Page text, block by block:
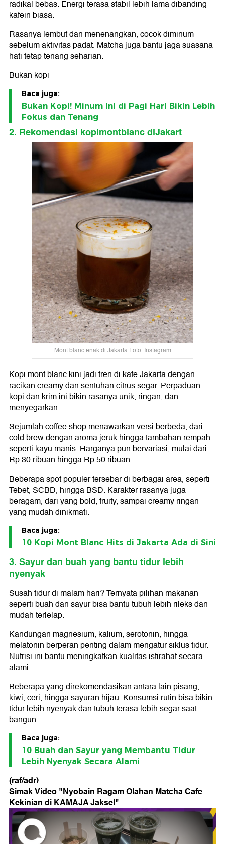
radikal bebas. Energi terasa stabil lebih lama dibanding
kafein biasa.
Rasanya lembut dan menenangkan, cocok diminum
sebelum aktivitas padat. Matcha juga bantu jaga suasana
hati tetap tenang seharian.
Bukan kopi
Baca juga:
Bukan Kopi! Minum Ini di Pagi Hari Bikin Lebih
Fokus dan Tenang
2. Rekomendasi kopimontblanc diJakart
Mont blanc enak di Jakarta Foto: Instagram
Kopi mont blanc kini jadi tren di kafe Jakarta dengan
racikan creamy dan sentuhan citrus segar. Perpaduan
kopi dan krim ini bikin rasanya unik, ringan, dan
menyegarkan.
Sejumlah coffee shop menawarkan versi berbeda, dari
cold brew dengan aroma jeruk hingga tambahan rempah
seperti kayu manis. Harganya pun bervariasi, mulai dari
Rp 30 ribuan hingga Rp 50 ribuan.
Beberapa spot populer tersebar di berbagai area, seperti
Tebet, SCBD, hingga BSD. Karakter rasanya juga
beragam, dari yang bold, fruity, sampai creamy ringan
yang mudah dinikmati.
Baca juga:
10 Kopi Mont Blanc Hits di Jakarta Ada di Sini
3. Sayur dan buah yang bantu tidur lebih
nyenyak
Susah tidur di malam hari? Ternyata pilihan makanan
seperti buah dan sayur bisa bantu tubuh lebih rileks dan
mudah terlelap.
Kandungan magnesium, kalium, serotonin, hingga
melatonin berperan penting dalam mengatur siklus tidur.
Nutrisi ini bantu meningkatkan kualitas istirahat secara
alami.
Beberapa yang direkomendasikan antara lain pisang,
kiwi, ceri, hingga sayuran hijau. Konsumsi rutin bisa bikin
tidur lebih nyenyak dan tubuh terasa lebih segar saat
bangun.
Baca juga:
10 Buah dan Sayur yang Membantu Tidur
Lebih Nyenyak Secara Alami
(raf/adr)
Simak Video "Nyobain Ragam Olahan Matcha Cafe
Kekinian di KAMAJA Jaksel"